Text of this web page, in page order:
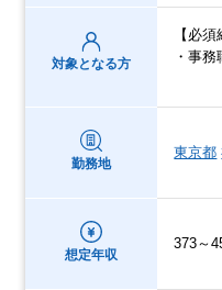
対象となる方
【必須
・事
勤務地
東京都
想定年収
373～